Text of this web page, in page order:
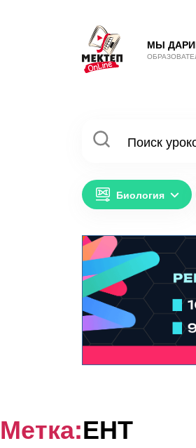
МЫ
Биология
Метка:ЕНТ